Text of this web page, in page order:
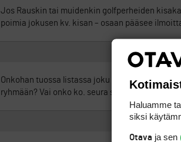
Jos Rauskin tai muidenkin golfperheiden
poimia jokusen kv. kisan – osaan pääsee
Onkohan tuossa listassa joku virhe, kun
ryhmään? Vai onko ko. seura siirtynyt itäpuolelle?
Haluamme
siksi
Otava ja sen